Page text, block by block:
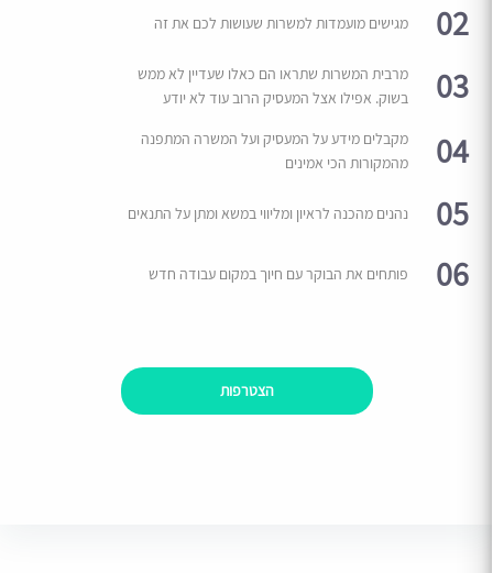
02 מגישים מועמדות למשרות שעושות לכם את זה
03
מרבית המשרות שתראו הם כאלו שעדיין לא ממש
בשוק. אפילו אצל המעסיק הרוב עוד לא יודע
04
מקבלים מידע על המעסיק ועל המשרה המתפנה
מהמקורות הכי אמינים
05 נהנים מהכנה לראיון ומליווי במשא ומתן על התנאים
06 פותחים את הבוקר עם חיוך במקום עבודה חדש
הצטרפות